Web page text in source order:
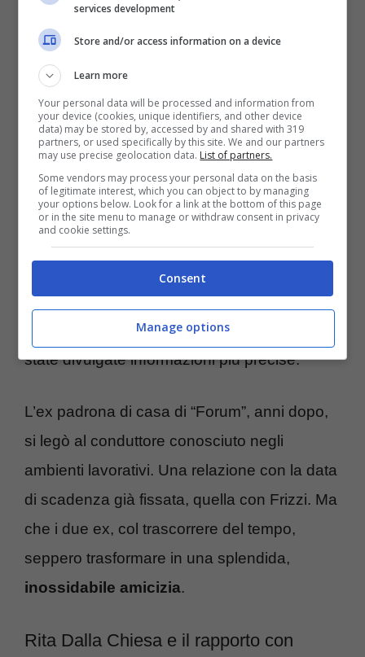
primo marito della presentatrice Rita Dalla
Chiesa. Queste le scarne informazioni che si
hanno rispetto a
che, negli anni Settanta, faceva capitolare la
figlia del generale Carlo Alberto.
Dal suo primo marito, la conduttrice ebbe la
sua unica figlia Giulia. La quale, di giorno in
giorno, sembrerebbe assomigliare sempre di
più alla mamma famosissima. Sul perché tra
Dalla Chiesa e Cirese il rapporto sia giunto al
capolinea, ciò nonostante, non sono mai
state divulgate informazioni più precise.
L’ex padrona di casa di “Forum”, anni dopo,
si legò al conduttore conosciuto negli
ambienti lavorativi. Una relazione con la data
di scadenza già fissata, quella con Frizzi. Ma
che i due ex, col trascorrere del tempo,
seppero trasformare in una splendida,
inossidabile amicizia.
Rita Dalla Chiesa e il rapporto con
services development
Store and/or access information on a device
Learn more
Your personal data will be processed and information from
your device (cookies, unique identifiers, and other device
data) may be stored by, accessed by and shared with 319
partners, or used specifically by this site. We and our partners
may use precise geolocation data. List of partners.
Some vendors may process your personal data on the basis
of legitimate interest, which you can object to by managing
your options below. Look for a link at the bottom of this page
or in the site menu to manage or withdraw consent in privacy
and cookie settings.
Consent
Manage options